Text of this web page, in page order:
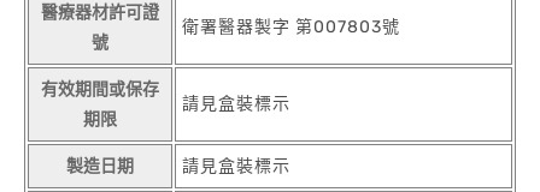
醫療器材許可證
號
衛署醫器製字 第007803號
有效期間或保存
期限
請見盒裝標示
製造日期 請見盒裝標示